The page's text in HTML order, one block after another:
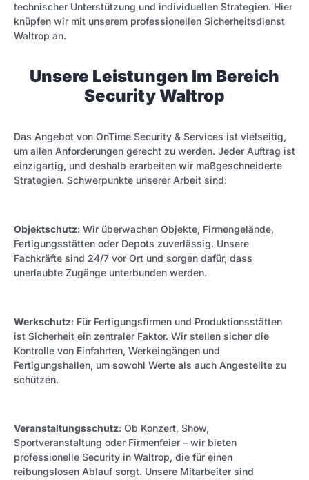
technischer Unterstützung und individuellen Strategien. Hier
knüpfen wir mit unserem professionellen Sicherheitsdienst
Waltrop an.
Unsere Leistungen Im Bereich
Security Waltrop
Das Angebot von OnTime Security & Services ist vielseitig,
um allen Anforderungen gerecht zu werden. Jeder Auftrag ist
einzigartig, und deshalb erarbeiten wir maßgeschneiderte
Strategien. Schwerpunkte unserer Arbeit sind:
Objektschutz: Wir überwachen Objekte, Firmengelände,
Fertigungsstätten oder Depots zuverlässig. Unsere
Fachkräfte sind 24/7 vor Ort und sorgen dafür, dass
unerlaubte Zugänge unterbunden werden.
Werkschutz: Für Fertigungsfirmen und Produktionsstätten
ist Sicherheit ein zentraler Faktor. Wir stellen sicher die
Kontrolle von Einfahrten, Werkeingängen und
Fertigungshallen, um sowohl Werte als auch Angestellte zu
schützen.
Veranstaltungsschutz: Ob Konzert, Show,
Sportveranstaltung oder Firmenfeier – wir bieten
professionelle Security in Waltrop, die für einen
reibungslosen Ablauf sorgt. Unsere Mitarbeiter sind